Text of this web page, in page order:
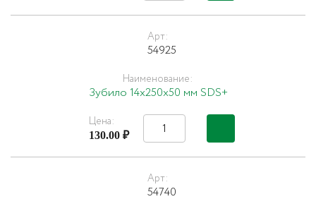
Арт:
54925
Наименование:
Зубило 14х250х50 мм SDS+
Цена:
130.00 ₽
Арт:
54740